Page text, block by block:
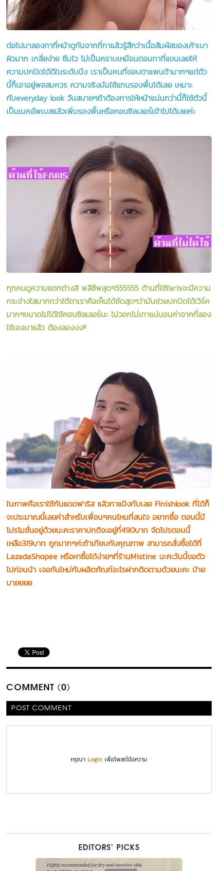
ต่อไปมาลองทาที่หน้าดูกันจากที่ทาแล้วรู้สึกว่าเนื้อสัมผัสของเค้าเบา
ผิวมาก เกลี่ยง่าย ซึมไว ไม่เป็นคราบเหมือนตอนทาที่แขนเลยให้
ความปกปิดได้ดีในระดับนึง เราเป็นคนที่ขอบตาแพนด้ามากๆแต่ตัว
นี้ก็เอาอยู่พอสมควร ความจริงมันใช้แทนรองพื้นได้เลย เหมาะ
กับeveryday look วันสบายๆถ้าต้องการให้หน้าแน่นกว่านี้ก็ใช้ตัวนี้
เป็นเมคอัพเบสแล้วเพิ่มรองพื้นหรือคอนซิลเลอร์เข้าไปได้เลยค่ะ
ทุกคนดูความแตกต่างสิ พลีชีพสุดๆ555555 ด้านที่ใช้farisจะมีความ
กระจ่างใสมากกว่าใต้ตาเราคือเห็นได้ชัดสุดๆว่ามันช่วยปกปิดได้เวิร์ค
มากๆขนาดไม่ได้ใช้คอนซิลเลอร์นะ ไม่วอกไม่เทาแน่นอนค่าจากที่ลอง
ใช้เองมาแล้ว ต้องลองงง!!
ในภาพคือเราใช้กันแดดฟาริส แล้วทาแป้งทับเลย Finishlook ที่ได้ก็
จะประมาณนี้เลยค่าสำหรับเพื่อนๆคนไหนที่สนใจ อยากซื้อ ตอนนี้มี
โปรโมชั่นอยู่ด้วยนะคะราคาปกติจะอยู่ที่490บาท จัดโปรตอนนี้
เหลือ319บาท ถูกมากๆค่ะถ้าเทียบกับคุณภาพ สามารถสั่งซื้อได้ที่
LazadaShopee หรือหาซื้อได้ง่ายๆที่ร้านMistine นะคะวันนี้ขอตัว
ไปก่อนน้า เจอกันใหม่กับผลิตภัณฑ์อะไรฝากติดตามด้วยนะคะ บ้าย
บายยยย
COMMENT (0)
POST COMMENT
กรุณาLogin เพื่อโพสต์ข้อความ
EDITORS’ PICKS